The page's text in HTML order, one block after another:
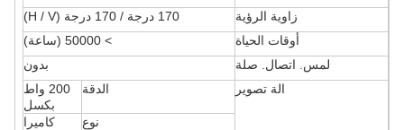
زاوية الرؤية
170 درجة / 170 درجة (H / V)
أوقات الحياة
> 50000 (ساعة)
لمس. اتصال. صلة
بدون
الة تصوير
الدقة
200 واط
بكسل
نوع
كاميرا